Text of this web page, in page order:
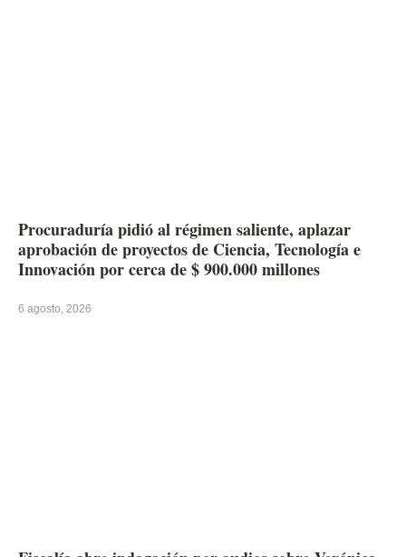
Procuraduría pidió al régimen saliente, aplazar
aprobación de proyectos de Ciencia, Tecnología e
Innovación por cerca de $ 900.000 millones
6 agosto, 2026